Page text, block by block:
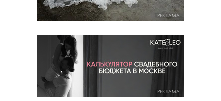
РЕКЛАМА
РЕКЛАМА